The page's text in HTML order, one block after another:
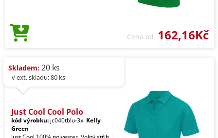
Cena od 162,16Kč
Skladem: 20 ks
- v ext. skladu: 80 ks
Just Cool Cool Polo
kód výrobku: jc040tblu-3xl Kelly
Green